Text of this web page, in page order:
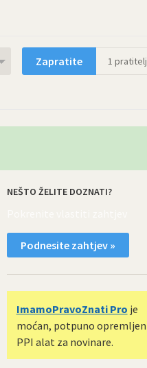
Zapratite 1 pratitelj
NEŠTO ŽELITE DOZNATI?
Podnesite zahtjev »
ImamoPravoZnati Pro je
moćan, potpuno opremljen
PPI alat za novinare.